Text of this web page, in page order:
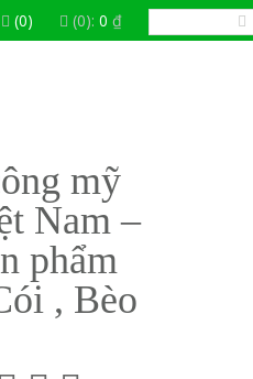
(0) (0): 0 ₫